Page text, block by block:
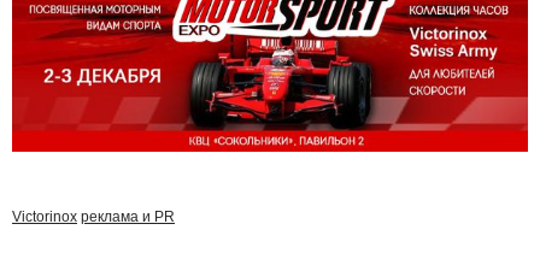
Victorinox реклама и PR